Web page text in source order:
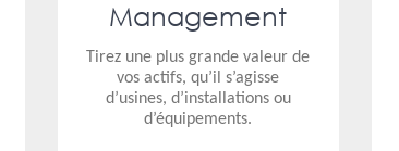
Management
Tirez une plus grande valeur de
vos actifs, qu’il s’agisse
d’usines, d’installations ou
d’équipements.